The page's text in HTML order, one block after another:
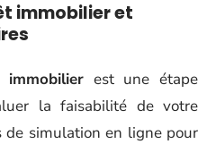
immobilier et
est une étape
la faisabilité de votre
de simulation en ligne pour